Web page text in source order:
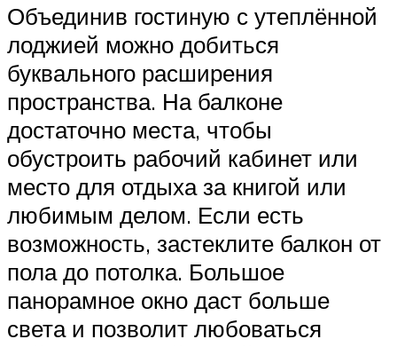
Объединив гостиную с утеплённой
лоджией можно добиться
буквального расширения
пространства. На балконе
достаточно места, чтобы
обустроить рабочий кабинет или
место для отдыха за книгой или
любимым делом. Если есть
возможность, застеклите балкон от
пола до потолка. Большое
панорамное окно даст больше
света и позволит любоваться